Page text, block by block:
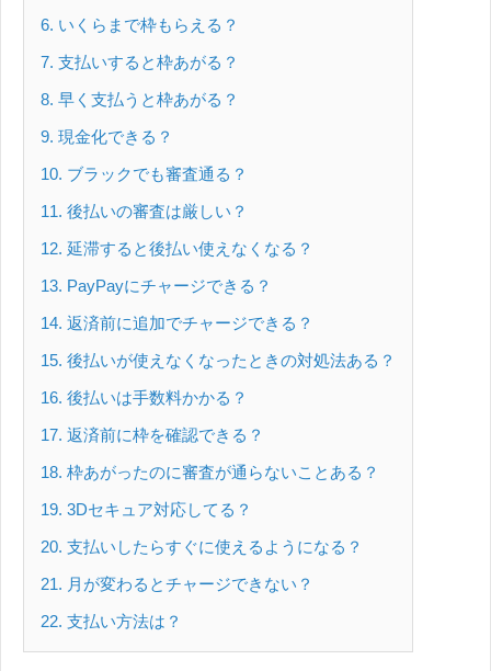
6 いくらまで枠もらえる？
7 支払いすると枠あがる？
8 早く支払うと枠あがる？
9 現金化できる？
10 ブラックでも審査通る？
11 後払いの審査は厳しい？
12 延滞すると後払い使えなくなる？
13 PayPayにチャージできる？
14 返済前に追加でチャージできる？
15 後払いが使えなくなったときの対処法ある？
16 後払いは手数料かかる？
17 返済前に枠を確認できる？
18 枠あがったのに審査が通らないことある？
19 3Dセキュア対応してる？
20 支払いしたらすぐに使えるようになる？
21
月が変わるとチャージできない？
22 支払い方法は？